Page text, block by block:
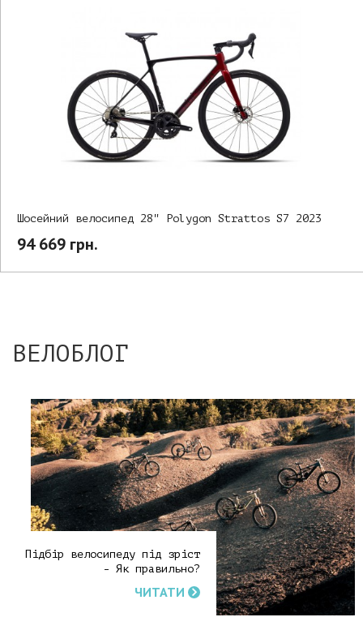
Шосейний велосипед 28" Polygon Strattos S7 2023
94 669 грн.
ВЕЛОБЛОГ
Підбір велосипеду під зріст
- Як правильно?
ЧИТАТИ